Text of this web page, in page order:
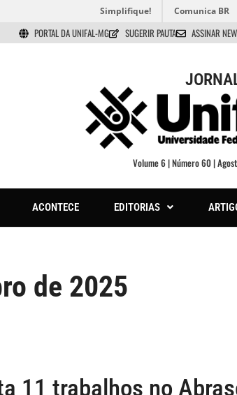
Simplifique! Comunica BR
PORTAL DA UNIFAL-MG SUGERIR PAUTA ASSINAR
Volume 6 | Número 60 |
ACONTECE EDITORIAS
de 2025
11 trabalhos no